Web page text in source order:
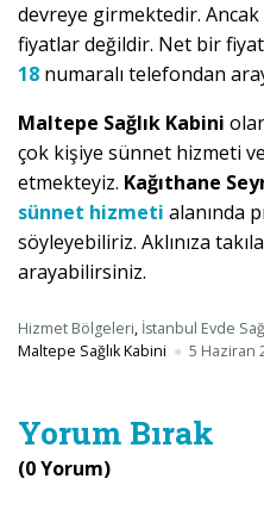
devreye girmektedir.
fiyatlar değildir. Net bir
18 numaralı telefondan
Maltepe Sağlık Kabini
çok kişiye sünnet hizmeti
etmekteyiz. Kağıthane
sünnet hizmeti alanında
söyleyebiliriz. Aklınıza
arayabilirsiniz.
Hizmet Bölgeleri, İstanbul Evde
Maltepe Sağlık Kabini
5 Haziran
Yorum Bırak
(0 Yorum)